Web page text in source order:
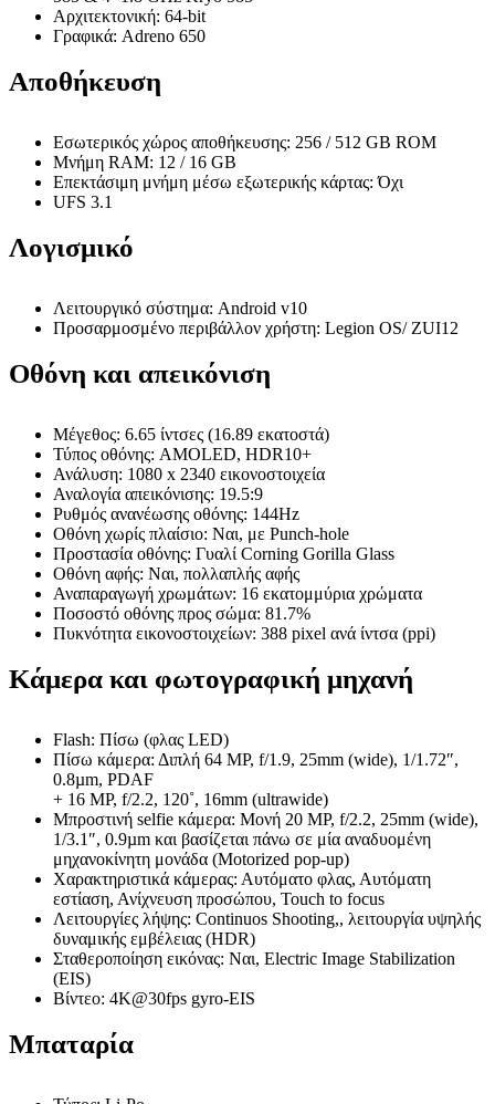
Αρχιτεκτονική: 64-bit
Γραφικά: Adreno 650
Αποθήκευση
Εσωτερικός χώρος αποθήκευσης: 256 / 512 GB ROM
Μνήμη RAM: 12 / 16 GB
Επεκτάσιμη μνήμη μέσω εξωτερικής κάρτας: Όχι
UFS 3.1
Λογισμικό
Λειτουργικό σύστημα: Android v10
Προσαρμοσμένο περιβάλλον χρήστη: Legion OS/ ZUI12
Οθόνη και απεικόνιση
Μέγεθος: 6.65 ίντσες (16.89 εκατοστά)
Τύπος οθόνης: AMOLED, HDR10+
Ανάλυση: 1080 x 2340 εικονοστοιχεία
Αναλογία απεικόνισης: 19.5:9
Ρυθμός ανανέωσης οθόνης: 144Hz
Οθόνη χωρίς πλαίσιο: Ναι, με Punch-hole
Προστασία οθόνης: Γυαλί Corning Gorilla Glass
Οθόνη αφής: Ναι, πολλαπλής αφής
Αναπαραγωγή χρωμάτων: 16 εκατομμύρια χρώματα
Ποσοστό οθόνης προς σώμα: 81.7%
Πυκνότητα εικονοστοιχείων: 388 pixel ανά ίντσα (ppi)
Κάμερα και φωτογραφική μηχανή
Flash: Πίσω (φλας LED)
Πίσω κάμερα: Διπλή 64 MP, f/1.9, 25mm (wide), 1/1.72″,
0.8µm, PDAF
+ 16 MP, f/2.2, 120˚, 16mm (ultrawide)
Μπροστινή selfie κάμερα: Μονή 20 MP, f/2.2, 25mm (wide),
1/3.1″, 0.9µm και βασίζεται πάνω σε μία αναδυομένη
μηχανοκίνητη μονάδα (Motorized pop-up)
Χαρακτηριστικά κάμερας: Αυτόματο φλας, Αυτόματη
εστίαση, Ανίχνευση προσώπου, Touch to focus
Λειτουργίες λήψης: Continuos Shooting,, λειτουργία υψηλής
δυναμικής εμβέλειας (HDR)
Σταθεροποίηση εικόνας: Ναι, Electric Image Stabilization
(EIS)
Βίντεο: 4K@30fps gyro-EIS
Μπαταρία